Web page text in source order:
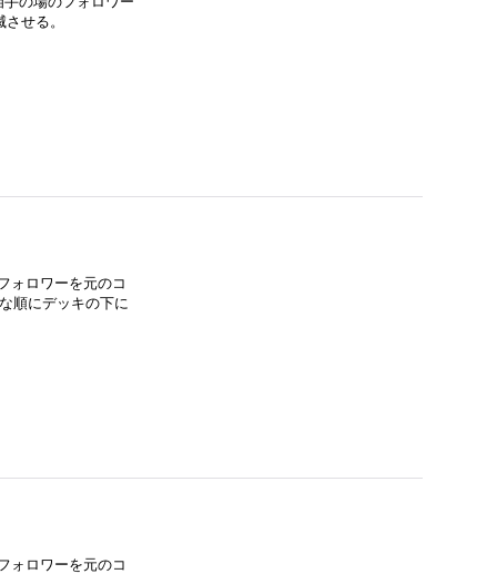
せる。
ォロワーを元のコ
順にデッキの下に
ォロワーを元のコ